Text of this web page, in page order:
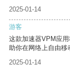
2025-01-14
游客
这款加速器VPM应
助你在网络上自由移
2025-01-14